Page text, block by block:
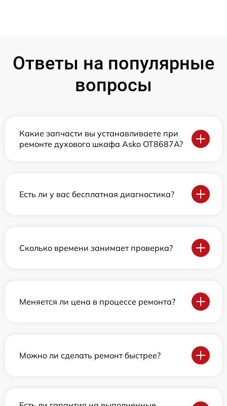
Ответы на популярные
вопросы
Какие запчасти вы устанавливаете при
ремонте духового шкафа Asko OT8687A?
Есть ли у вас бесплатная диагностика?
Сколько времени занимает проверка?
Меняется ли цена в процессе ремонта?
Можно ли сделать ремонт быстрее?